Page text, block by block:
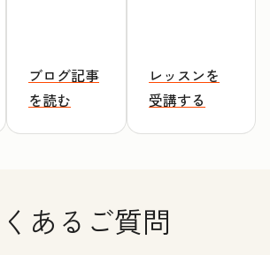
ブログ記事
を読む
レッスンを
受講する
あるご質問